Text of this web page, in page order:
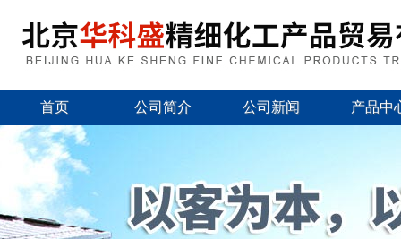
首页 公司简介 公司新闻 产品中